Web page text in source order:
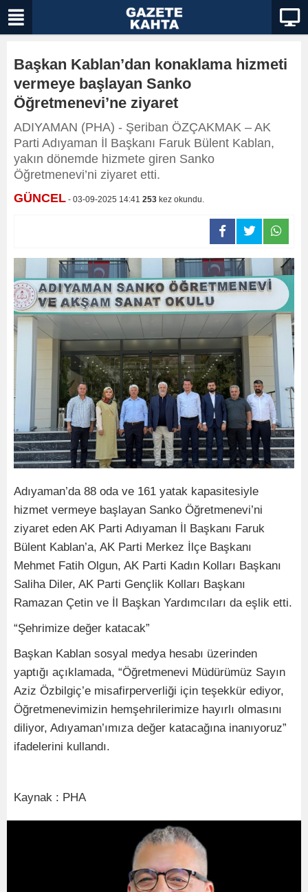
Başkan Kablan’dan konaklama hizmeti
vermeye başlayan Sanko
Öğretmenevi’ne ziyaret
ADIYAMAN (PHA) - Şeriban ÖZÇAKMAK – AK
Parti Adıyaman İl Başkanı Faruk Bülent Kablan,
yakın dönemde hizmete giren Sanko
Öğretmenevi’ni ziyaret etti.
GÜNCEL - 03-09-2025 14:41 253 kez okundu.
Adıyaman’da 88 oda ve 161 yatak kapasitesiyle
hizmet vermeye başlayan Sanko Öğretmenevi’ni
ziyaret eden AK Parti Adıyaman İl Başkanı Faruk
Bülent Kablan’a, AK Parti Merkez İlçe Başkanı
Mehmet Fatih Olgun, AK Parti Kadın Kolları Başkanı
Saliha Diler, AK Parti Gençlik Kolları Başkanı
Ramazan Çetin ve İl Başkan Yardımcıları da eşlik etti.
“Şehrimize değer katacak”
Başkan Kablan sosyal medya hesabı üzerinden
yaptığı açıklamada, “Öğretmenevi Müdürümüz Sayın
Aziz Özbilgiç’e misafirperverliği için teşekkür ediyor,
Öğretmenevimizin hemşehrilerimize hayırlı olmasını
diliyor, Adıyaman’ımıza değer katacağına inanıyoruz”
ifadelerini kullandı.
Kaynak : PHA